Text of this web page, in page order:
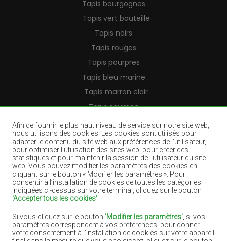
Afin de fournir le plus haut niveau de service sur notre site web,
nous utilisons des cookies. Les cookies sont utilisés pour
adapter le contenu du site web aux préférences de l’utilisateur,
pour optimiser l’utilisation des sites web, pour créer des
statistiques et pour maintenir la session de l’utilisateur du site
web. Vous pouvez modifier les paramètres des cookies en
cliquant sur le bouton « Modifier les paramètres ». Pour
consentir à l’installation de cookies de toutes les catégories
indiquées ci-dessus sur votre terminal, cliquez sur le bouton
'Accepter tous les cookies'
Si vous cliquez sur le bouton 'Modifier les paramètres' , si vos
paramètres correspondent à vos préférences, pour donner
votre consentement à l'installation de cookies sur votre appareil
Tapis bourgognes
Tapis vert bouteille
Tapis noirs
Tapis rouges
Tapis pourpres
Tapis bleu marine
Tapis marron clair
Tapis saumon
Tapis crème
Tapis lilas
Tapis jaunes
Tapis menthe
Tapis bleus
Tapis oranges
Tapis gris